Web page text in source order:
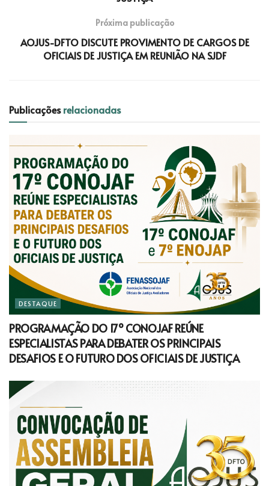
Próxima publicação
AOJUS-DFTO DISCUTE PROVIMENTO DE CARGOS DE
OFICIAIS DE JUSTIÇA EM REUNIÃO NA SJDF
Publicaçõesrelacionadas
DESTAQUE
PROGRAMAÇÃO DO 17º CONOJAF REÚNE
ESPECIALISTAS PARA DEBATER OS PRINCIPAIS
DESAFIOS E O FUTURO DOS OFICIAIS DE JUSTIÇA